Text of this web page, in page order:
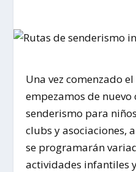
Una vez comenzado
empezamos de nuevo
senderismo para
clubs y asociaciones,
se programarán
actividades infantiles